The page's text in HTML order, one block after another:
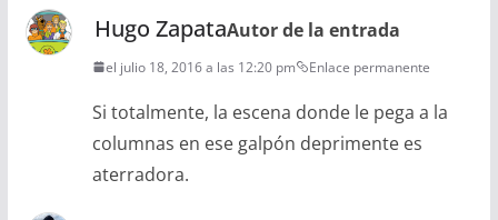
Hugo ZapataAutor de la entrada
el julio 18, 2016 a las 12:20 pm Enlace permanente
Si totalmente, la escena donde le pega a la
columnas en ese galpón deprimente es
aterradora.